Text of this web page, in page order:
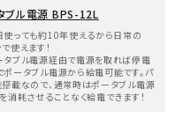
ブル電源 BPS-12L
っても約10年使えるから日常の
使えます！
ブル電源経由で電源を取れば停電
ータブル電源から給電可能です。パ
載なので、通常時はポータブル電源
消耗させることなく給電できます！